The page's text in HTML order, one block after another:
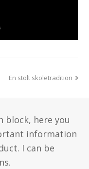
next
En stolt skoletradition
block, here you
information
I can be